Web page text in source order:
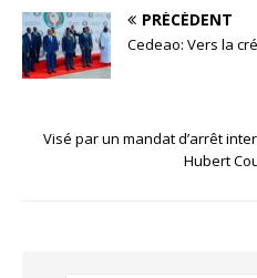
PRÉCÉDENT
Cedeao: Vers la
Visé par un mandat d’arrêt
Hubert